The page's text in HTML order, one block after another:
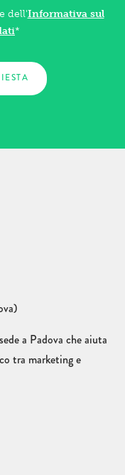
dell'Informativa sul
*
a Padova che aiuta
tra marketing e